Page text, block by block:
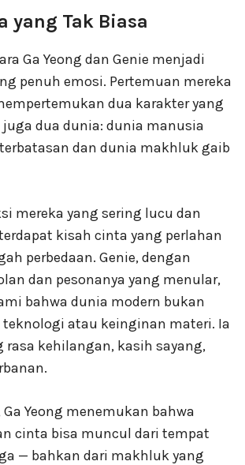
yang Tak Biasa
Ga Yeong dan Genie menjadi
penuh emosi. Pertemuan mereka
dua karakter yang
juga dua dunia: dunia manusia
dan dunia makhluk gaib
mereka yang sering lucu dan
kisah cinta yang perlahan
perbedaan. Genie, dengan
dan pesonanya yang menular,
bahwa dunia modern bukan
atau keinginan materi. Ia
rasa kehilangan, kasih sayang,
Yeong menemukan bahwa
cinta bisa muncul dari tempat
— bahkan dari makhluk yang